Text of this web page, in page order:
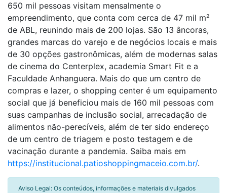
650 mil pessoas visitam mensalmente o
empreendimento, que conta com cerca de 47 mil m²
de ABL, reunindo mais de 200 lojas. São 13 âncoras,
grandes marcas do varejo e de negócios locais e mais
de 30 opções gastronômicas, além de modernas salas
de cinema do Centerplex, academia Smart Fit e a
Faculdade Anhanguera. Mais do que um centro de
compras e lazer, o shopping center é um equipamento
social que já beneficiou mais de 160 mil pessoas com
suas campanhas de inclusão social, arrecadação de
alimentos não-perecíveis, além de ter sido endereço
de um centro de triagem e posto testagem e de
vacinação durante a pandemia. Saiba mais em
https://institucional.patioshoppingmaceio.com.br/.
Aviso Legal: Os conteúdos, informações e materiais divulgados